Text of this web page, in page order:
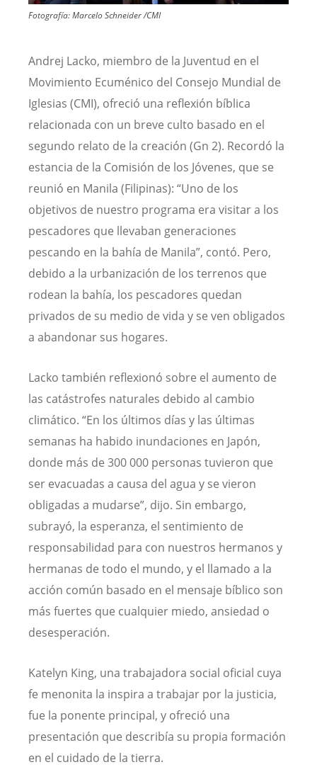
Fotografía:Marcelo Schneider /CMI
Andrej Lacko, miembro de la Juventud en el
Movimiento Ecuménico del Consejo Mundial de
Iglesias (CMI), ofreció una reflexión bíblica
relacionada con un breve culto basado en el
segundo relato de la creación (Gn 2). Recordó la
estancia de la Comisión de los Jóvenes, que se
reunió en Manila (Filipinas): “Uno de los
objetivos de nuestro programa era visitar a los
pescadores que llevaban generaciones
pescando en la bahía de Manila”, contó. Pero,
debido a la urbanización de los terrenos que
rodean la bahía, los pescadores quedan
privados de su medio de vida y se ven obligados
a abandonar sus hogares.
Lacko también reflexionó sobre el aumento de
las catástrofes naturales debido al cambio
climático. “En los últimos días y las últimas
semanas ha habido inundaciones en Japón,
donde más de 300 000 personas tuvieron que
ser evacuadas a causa del agua y se vieron
obligadas a mudarse”, dijo. Sin embargo,
subrayó, la esperanza, el sentimiento de
responsabilidad para con nuestros hermanos y
hermanas de todo el mundo, y el llamado a la
acción común basado en el mensaje bíblico son
más fuertes que cualquier miedo, ansiedad o
desesperación.
Katelyn King, una trabajadora social oficial cuya
fe menonita la inspira a trabajar por la justicia,
fue la ponente principal, y ofreció una
presentación que describía su propia formación
en el cuidado de la tierra.